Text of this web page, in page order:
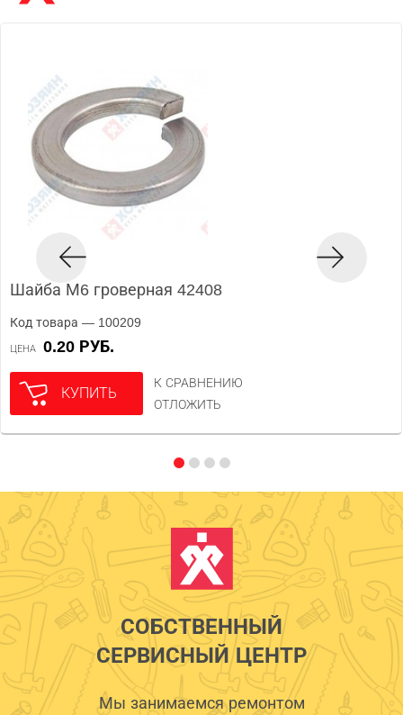
Шайба М6 гроверная 42408
Код товара — 100209
ЦЕНА 0.20 РУБ.
КУПИТЬ
К СРАВНЕНИЮ
ОТЛОЖИТЬ
СОБСТВЕННЫЙ
СЕРВИСНЫЙ ЦЕНТР
Мы занимаемся ремонтом